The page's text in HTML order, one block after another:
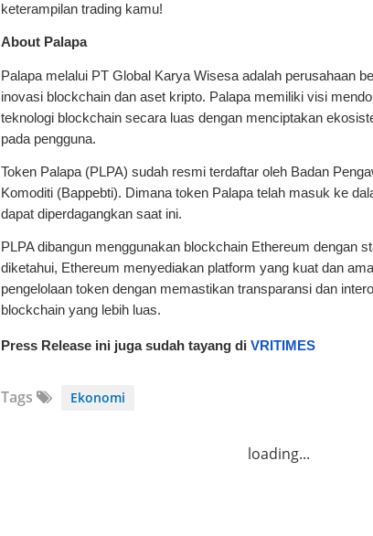
keterampilan trading kamu!
About Palapa
Palapa melalui PT Global Karya Wisesa adalah perusahaan
inovasi blockchain dan aset kripto. Palapa memiliki visi
teknologi blockchain secara luas dengan menciptakan
pada pengguna.
Token Palapa (PLPA) sudah resmi terdaftar oleh Badan
Komoditi (Bappebti). Dimana token Palapa telah masuk ke
dapat diperdagangkan saat ini.
PLPA dibangun menggunakan blockchain Ethereum dengan
diketahui, Ethereum menyediakan platform yang kuat dan
pengelolaan token dengan memastikan transparansi dan
blockchain yang lebih luas.
Press Release ini juga sudah tayang di VRITIMES
Tags Ekonomi
loading...